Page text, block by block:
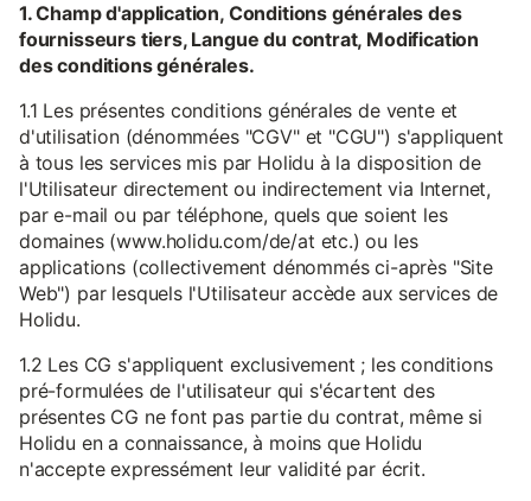
1. Champ d'application, Conditions générales des
fournisseurs tiers, Langue du contrat, Modification
des conditions générales.
1.1 Les présentes conditions générales de vente et
d'utilisation (dénommées "CGV" et "CGU") s'appliquent
à tous les services mis par Holidu à la disposition de
l'Utilisateur directement ou indirectement via Internet,
par e-mail ou par téléphone, quels que soient les
domaines (www.holidu.com/de/at etc.) ou les
applications (collectivement dénommés ci-après "Site
Web") par lesquels l'Utilisateur accède aux services de
Holidu.
1.2 Les CG s'appliquent exclusivement ; les conditions
pré-formulées de l'utilisateur qui s'écartent des
présentes CG ne font pas partie du contrat, même si
Holidu en a connaissance, à moins que Holidu
n'accepte expressément leur validité par écrit.